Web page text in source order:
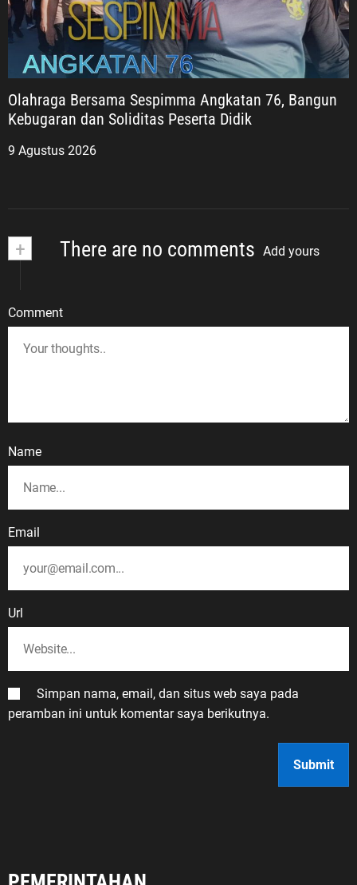
Olahraga Bersama Sespimma Angkatan 76, Bangun
Kebugaran dan Soliditas Peserta Didik
9 Agustus 2026
+ There are no comments Add yours
Comment
Name
Email
Url
Simpan nama, email, dan situs web saya pada
peramban ini untuk komentar saya berikutnya.